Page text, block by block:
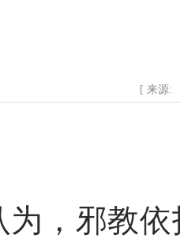
[ 来源:
邪教依